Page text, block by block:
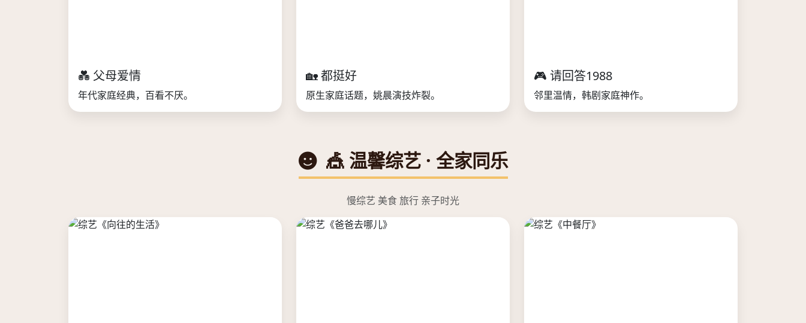
💑 父母爱情
年代家庭经典，百看不厌。
🏡 都挺好
原生家庭话题，姚晨演技炸裂。
🎮 请回答1988
邻里温情，韩剧家庭神作。
🎪 温馨综艺 · 全家同乐
慢综艺 美食 旅行 亲子时光